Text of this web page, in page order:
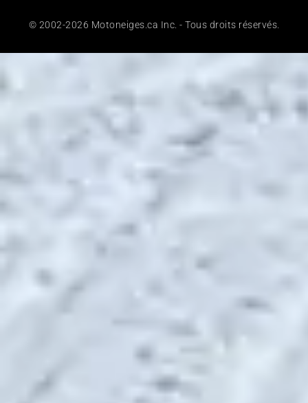
© 2002-2026 Motoneiges.ca Inc. - Tous droits réservés.